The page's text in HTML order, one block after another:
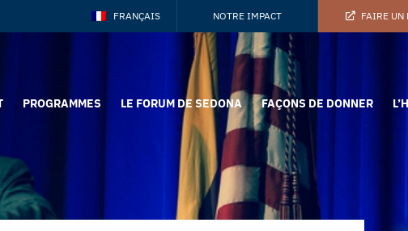
FRANÇAIS NOTRE IMPACT FAIRE UN
PROGRAMMES LE FORUM DE SEDONA FAÇONS DE DONNER